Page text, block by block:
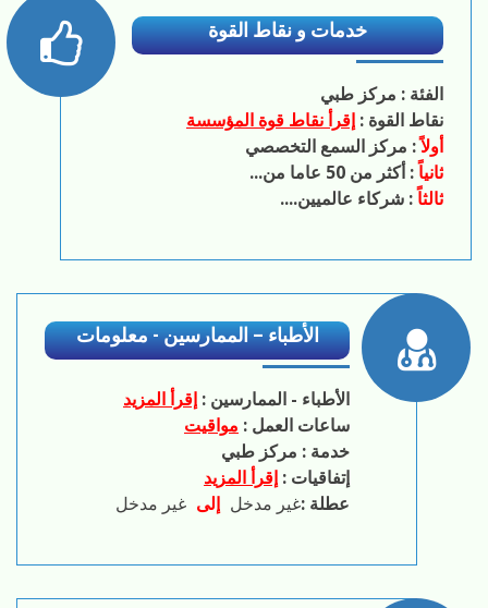
خدمات و نقاط القوة
الفئة : مركز طبي
نقاط القوة : إقرأ نقاط قوة المؤسسة
أولاً: مركز السمع التخصصي
ثانياً:أكثر من 50 عاما من...
ثالثاً: شركاء عالميين....
الأطباء – الممارسين - معلومات
الأطباء - الممارسين : إقرأ المزيد
ساعات العمل : مواقيت
خدمة : مركز طبي
إتفاقيات : إقرأ المزيد
عطلة :غير مدخل إلى غير مدخل